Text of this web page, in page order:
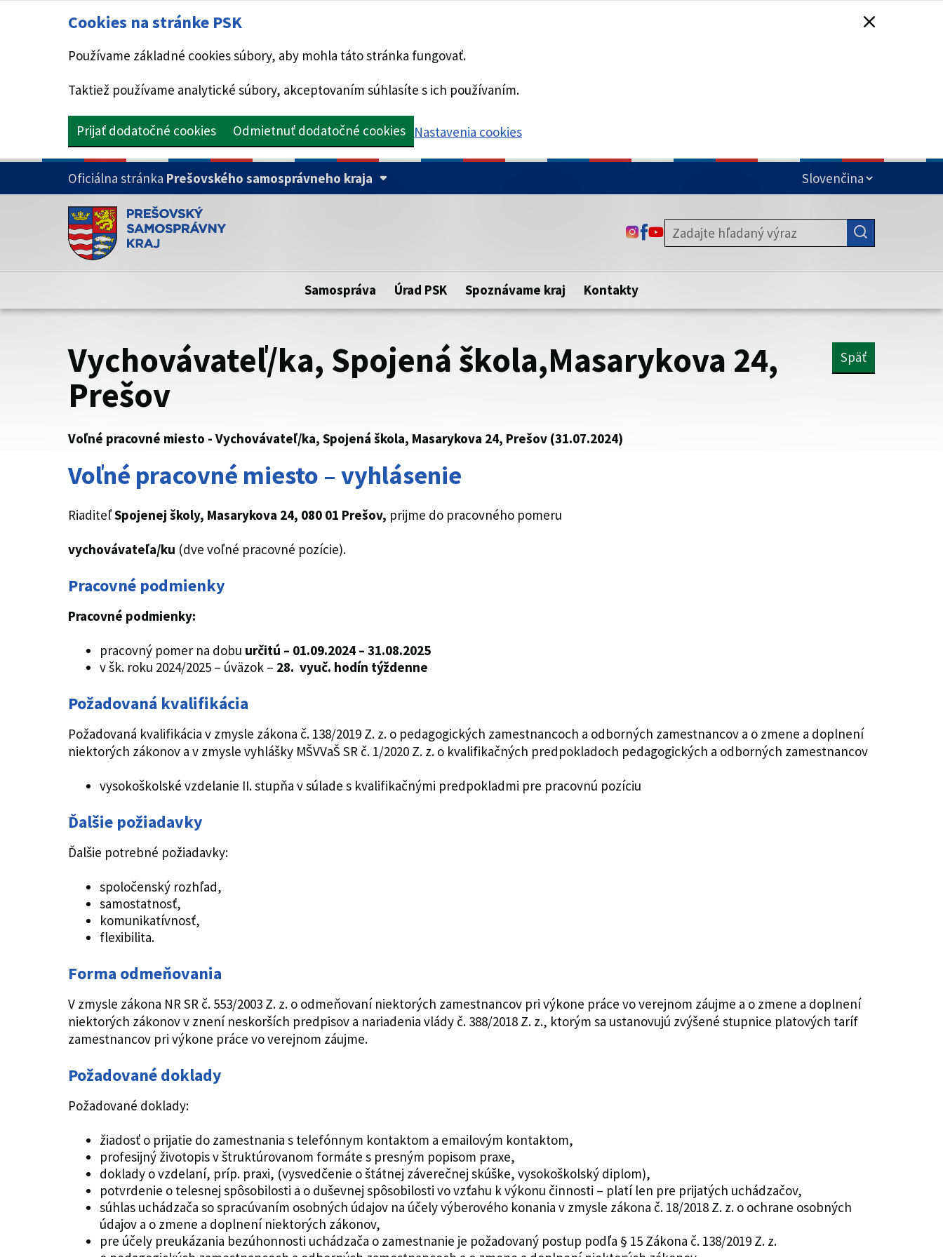
Cookies na stránke PSK
Používame základné cookies súbory, aby mohla táto stránka fungovať.
Taktiež používame analytické súbory, akceptovaním súhlasíte s ich používaním.
Prijať dodatočné cookies Odmietnuť dodatočné cookies Nastavenia cookies
PRESKOČIŤ NA HLAVNÝ OBSAH
Oficiálna stránka Prešovského samosprávneho kraja
Doména psk.sk je oficiálna
Toto je oficiálna webová stránka Prešovského samosprávneho kraja.
Táto stránka je zabezpečená
zabezpečenú webovú stránku. Zabezpečená stránka vždy začína
https:// pred názvom domény webového sídla.
ODKAZ SA OTVORÍ NA NOVEJ KARTE
ODKAZ SA OTVORÍ NA NOVEJ KARTE
ODKAZ SA OTVORÍ NA NOVEJ KARTE
Samospráva Úrad PSK Spoznávame kraj Kontakty
Vychovávateľ/ka, Spojená škola,Masarykova 24,
Prešov
Späť
Voľné pracovné miesto - Vychovávateľ/ka, Spojená škola, Masarykova 24, Prešov (31.07.2024)
Voľné pracovné miesto – vyhlásenie
RiaditeľSpojenej školy, Masarykova 24, 080 01 Prešov, prijme do pracovného pomeru
vychovávateľa/ku (dve voľné pracovné pozície).
Pracovné podmienky
Pracovné podmienky:
pracovný pomer na dobu určitú – 01.09.2024 – 31.08.2025
v šk. roku 2024/2025 – úväzok – 28. vyuč. hodín týždenne
Požadovaná kvalifikácia
Požadovaná kvalifikácia v zmysle zákona č. 138/2019 Z. z. o pedagogických zamestnancoch a odborných zamestnancov a o zmene a doplnení
niektorých zákonov a v zmysle vyhlášky MŠVVaŠ SR č. 1/2020 Z. z. o kvalifikačných predpokladoch pedagogických a odborných zamestnancov
vysokoškolské vzdelanie II. stupňa v súlade s kvalifikačnými predpokladmi pre pracovnú pozíciu
Ďalšie požiadavky
Ďalšie potrebné požiadavky:
spoločenský rozhľad,
samostatnosť,
komunikatívnosť,
flexibilita.
Forma odmeňovania
V zmysle zákona NR SR č. 553/2003 Z. z. o odmeňovaní niektorých zamestnancov pri výkone práce vo verejnom záujme a o zmene a doplnení
niektorých zákonov v znení neskorších predpisov a nariadenia vlády č. 388/2018 Z. z., ktorým sa ustanovujú zvýšené stupnice platových taríf
zamestnancov pri výkone práce vo verejnom záujme.
Požadované doklady
Požadované doklady:
žiadosť o prijatie do zamestnania s telefónnym kontaktom a emailovým kontaktom,
profesijný životopis v štruktúrovanom formáte s presným popisom praxe,
doklady o vzdelaní, príp. praxi, (vysvedčenie o štátnej záverečnej skúške, vysokoškolský diplom),
potvrdenie o telesnej spôsobilosti a o duševnej spôsobilosti vo vzťahu k výkonu činnosti – platí len pre prijatých uchádzačov,
súhlas uchádzača so spracúvaním osobných údajov na účely výberového konania v zmysle zákona č. 18/2018 Z. z. o ochrane osobných
údajov a o zmene a doplnení niektorých zákonov,
pre účely preukázania bezúhonnosti uchádzača o zamestnanie je požadovaný postup podľa § 15 Zákona č. 138/2019 Z. z.